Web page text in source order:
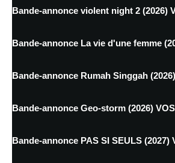
Bande-annonce violent night 2 (2026)
Bande-annonce La vie d'une femme
Bande-annonce Rumah Singgah
Bande-annonce Geo-storm (2026)
Bande-annonce PAS SI SEULS (2027)